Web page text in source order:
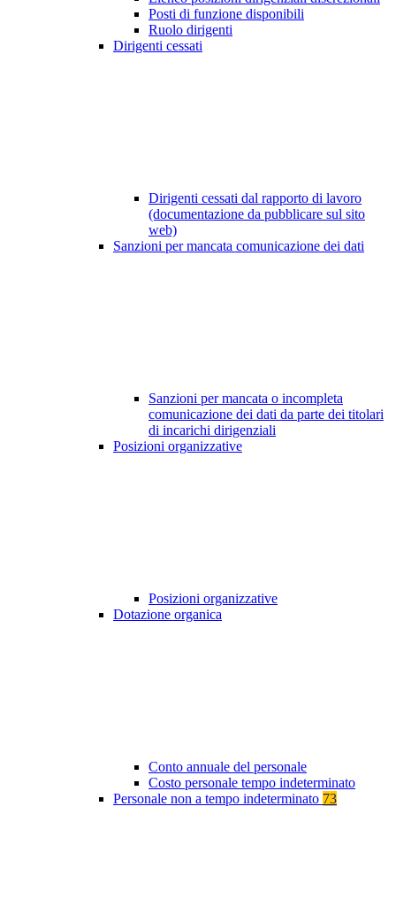
Posti di funzione disponibili
Ruolo dirigenti
Dirigenti cessati
Dirigenti cessati dal rapporto di lavoro
(documentazione da pubblicare sul sito
web)
Sanzioni per mancata comunicazione dei dati
Sanzioni per mancata o incompleta
comunicazione dei dati da parte dei titolari
di incarichi dirigenziali
Posizioni organizzative
Posizioni organizzative
Dotazione organica
Conto annuale del personale
Costo personale tempo indeterminato
Personale non a tempo indeterminato 73